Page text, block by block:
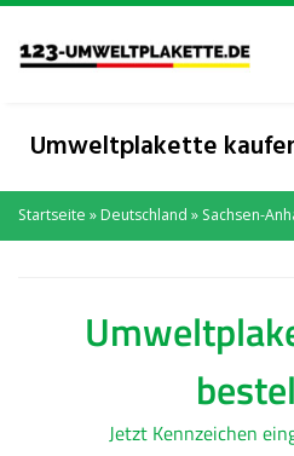
Skip
main
Umweltplakette
Startseite » Deutschland » Sachsen-